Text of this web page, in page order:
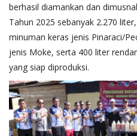
berhasil diamankan dan
Tahun 2025 sebanyak 2.270
minuman keras jenis Pinaraci/
jenis Moke, serta 400 liter
yang siap diproduksi.